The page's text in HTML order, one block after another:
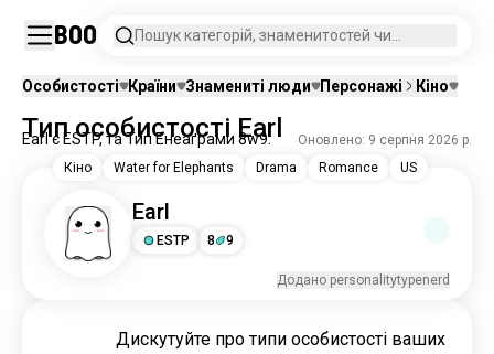
Boo
Пошук категорій, знаменитостей чи
Особистості Країни Знамениті люди Персонажі Кіно
Тип особистості Earl
Earl є ESTP, та Тип Енеаґрами 8w9. Оновлено: 9 серпня 2026 р.
Earl
ESTP 8 9
Кіно Water for Elephants Drama Romance US
Додано personalitytypenerd
Дискутуйте про типи особистості ваших